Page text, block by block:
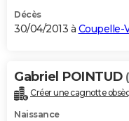
Décès
30/04/2013 à Coupelle-
Gabriel POINTUD
Créer une cagnotte
Naissance